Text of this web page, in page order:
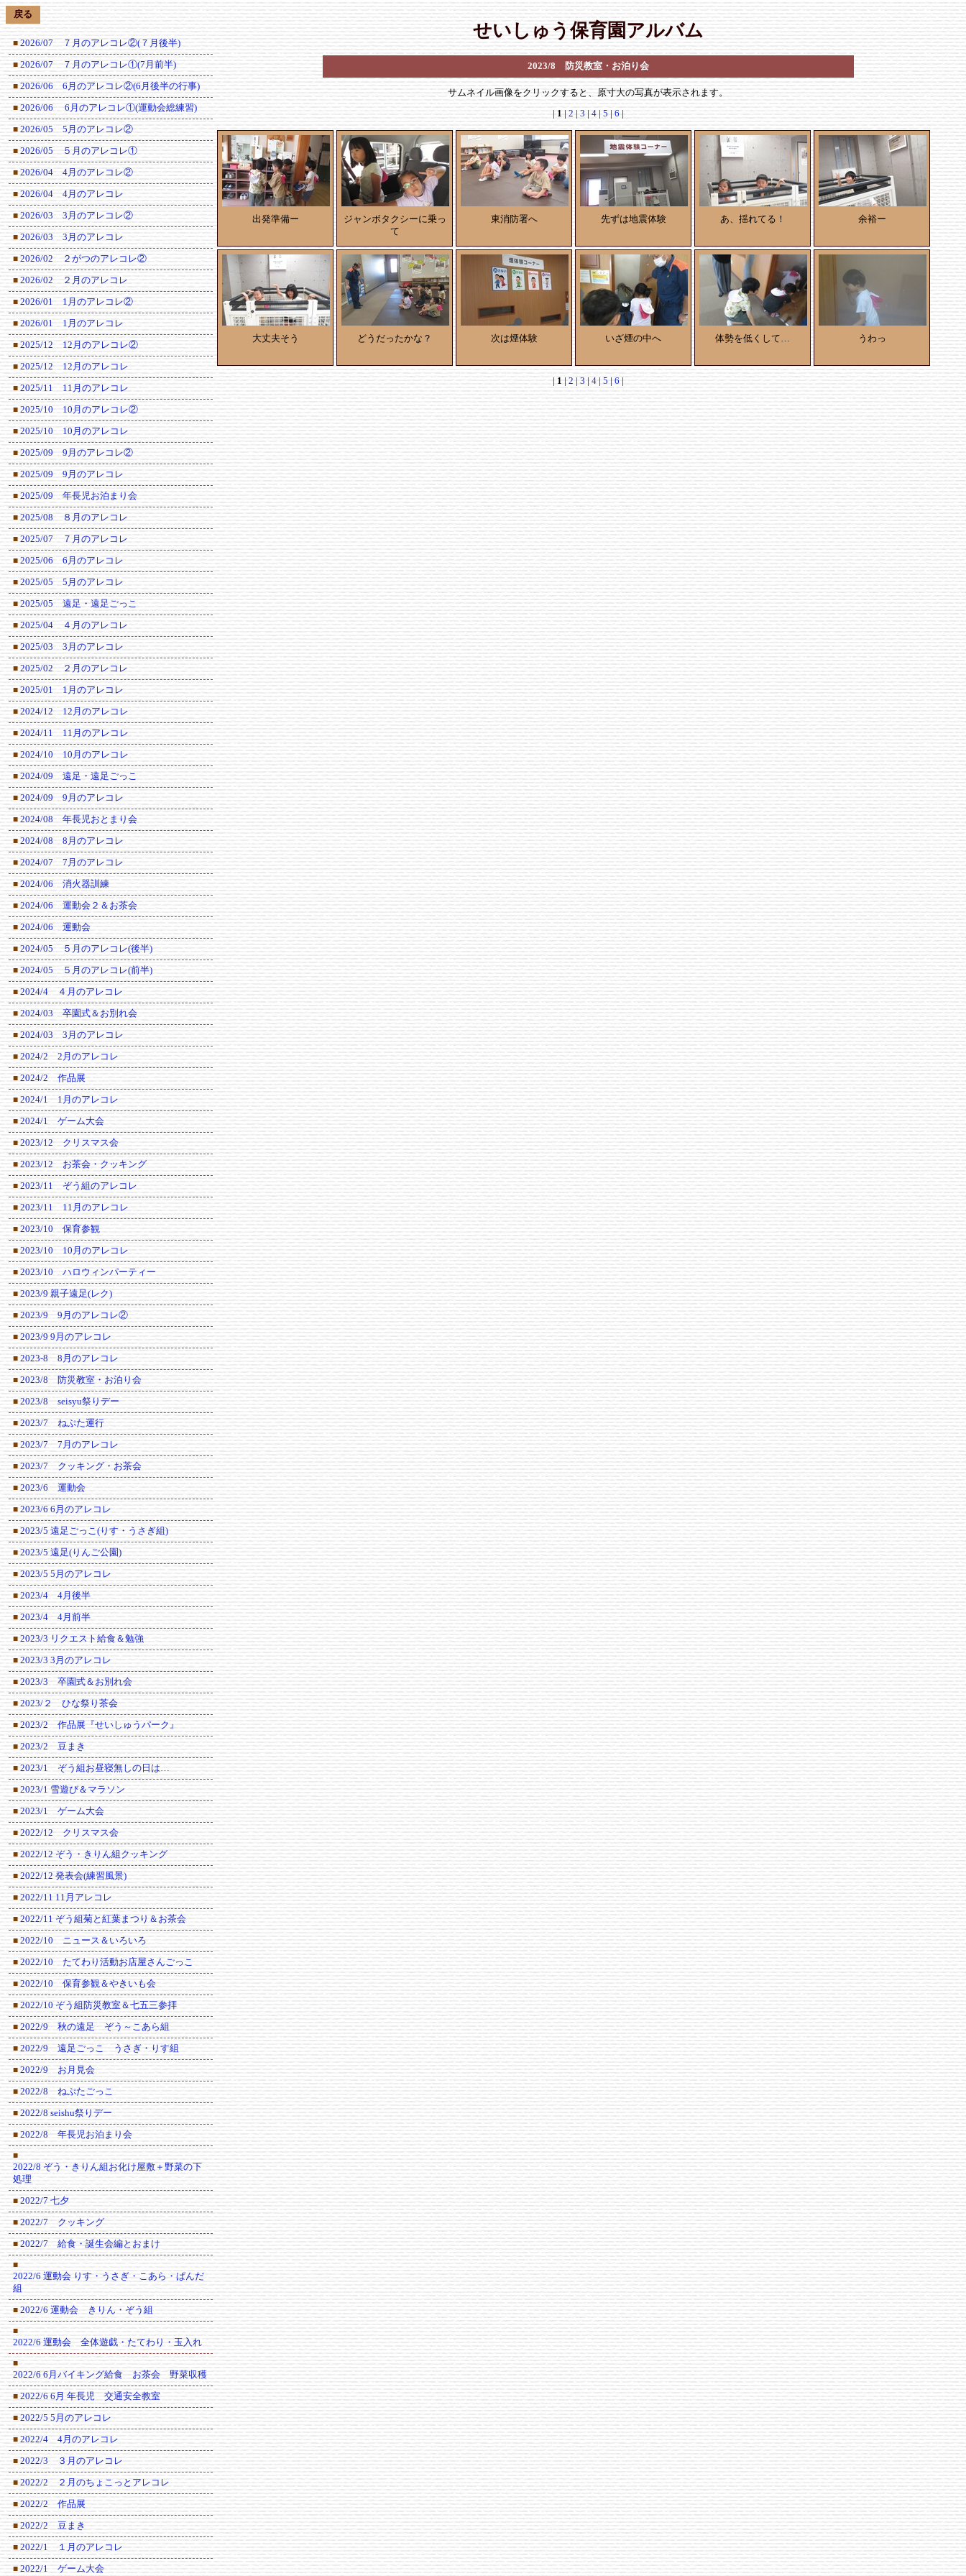
戻る
■ 2026/07 ７月のアレコレ②(７月後半)
■ 2026/07 ７月のアレコレ①(7月前半)
■ 2026/06 6月のアレコレ②(6月後半の行事)
■ 2026/06 6月のアレコレ①(運動会総練習)
■ 2026/05 5月のアレコレ②
■ 2026/05 ５月のアレコレ①
■ 2026/04 4月のアレコレ②
■ 2026/04 4月のアレコレ
■ 2026/03 3月のアレコレ②
■ 2026/03 3月のアレコレ
■ 2026/02 ２がつのアレコレ②
■ 2026/02 ２月のアレコレ
■ 2026/01 1月のアレコレ②
■ 2026/01 1月のアレコレ
■ 2025/12 12月のアレコレ②
■ 2025/12 12月のアレコレ
■ 2025/11 11月のアレコレ
■ 2025/10 10月のアレコレ②
■ 2025/10 10月のアレコレ
■ 2025/09 9月のアレコレ②
■ 2025/09 9月のアレコレ
■ 2025/09 年長児お泊まり会
■ 2025/08 ８月のアレコレ
■ 2025/07 ７月のアレコレ
■ 2025/06 6月のアレコレ
■ 2025/05 5月のアレコレ
■ 2025/05 遠足・遠足ごっこ
■ 2025/04 ４月のアレコレ
■ 2025/03 3月のアレコレ
■ 2025/02 ２月のアレコレ
■ 2025/01 1月のアレコレ
■ 2024/12 12月のアレコレ
■ 2024/11 11月のアレコレ
■ 2024/10 10月のアレコレ
■ 2024/09 遠足・遠足ごっこ
■ 2024/09 9月のアレコレ
■ 2024/08 年長児おとまり会
■ 2024/08 8月のアレコレ
■ 2024/07 7月のアレコレ
■ 2024/06 消火器訓練
■ 2024/06 運動会２＆お茶会
■ 2024/06 運動会
■ 2024/05 ５月のアレコレ(後半)
■ 2024/05 ５月のアレコレ(前半)
■ 2024/4 ４月のアレコレ
■ 2024/03 卒園式＆お別れ会
■ 2024/03 3月のアレコレ
■ 2024/2 2月のアレコレ
■ 2024/2 作品展
■ 2024/1 1月のアレコレ
■ 2024/1 ゲーム大会
■ 2023/12 クリスマス会
■ 2023/12 お茶会・クッキング
■ 2023/11 ぞう組のアレコレ
■ 2023/11 11月のアレコレ
■ 2023/10 保育参観
■ 2023/10 10月のアレコレ
■ 2023/10 ハロウィンパーティー
■ 2023/9 親子遠足(レク)
■ 2023/9 9月のアレコレ②
■ 2023/9 9月のアレコレ
■ 2023-8 8月のアレコレ
■ 2023/8 防災教室・お泊り会
■ 2023/8 seisyu祭りデー
■ 2023/7 ねぷた運行
■ 2023/7 7月のアレコレ
■ 2023/7 クッキング・お茶会
■ 2023/6 運動会
■ 2023/6 6月のアレコレ
■ 2023/5 遠足ごっこ(りす・うさぎ組)
■ 2023/5 遠足(りんご公園)
■ 2023/5 5月のアレコレ
■ 2023/4 4月後半
■ 2023/4 4月前半
■ 2023/3 リクエスト給食＆勉強
■ 2023/3 3月のアレコレ
■ 2023/3 卒園式＆お別れ会
■ 2023/２ ひな祭り茶会
■ 2023/2 作品展『せいしゅうパーク』
■ 2023/2 豆まき
■ 2023/1 ぞう組お昼寝無しの日は…
■ 2023/1 雪遊び＆マラソン
■ 2023/1 ゲーム大会
■ 2022/12 クリスマス会
■ 2022/12 ぞう・きりん組クッキング
■ 2022/12 発表会(練習風景)
■ 2022/11 11月アレコレ
■ 2022/11 ぞう組菊と紅葉まつり＆お茶会
■ 2022/10 ニュース＆いろいろ
■ 2022/10 たてわり活動お店屋さんごっこ
■ 2022/10 保育参観＆やきいも会
■ 2022/10 ぞう組防災教室＆七五三参拝
■ 2022/9 秋の遠足 ぞう～こあら組
■ 2022/9 遠足ごっこ うさぎ・りす組
■ 2022/9 お月見会
■ 2022/8 ねぷたごっこ
■ 2022/8 seishu祭りデー
■ 2022/8 年長児お泊まり会
■
2022/8 ぞう・きりん組お化け屋敷＋野菜の下
処理
■ 2022/7 七夕
■ 2022/7 クッキング
■ 2022/7 給食・誕生会編とおまけ
■
2022/6 運動会 りす・うさぎ・こあら・ぱんだ
組
■ 2022/6 運動会 きりん・ぞう組
■
2022/6 運動会 全体遊戯・たてわり・玉入れ
■
2022/6 6月バイキング給食 お茶会 野菜収穫
■ 2022/6 6月 年長児 交通安全教室
■ 2022/5 5月のアレコレ
■ 2022/4 4月のアレコレ
■ 2022/3 ３月のアレコレ
■ 2022/2 ２月のちょこっとアレコレ
■ 2022/2 作品展
■ 2022/2 豆まき
■ 2022/1 １月のアレコレ
■ 2022/1 ゲーム大会
せいしゅう保育園アルバム
2023/8 防災教室・お泊り会
サムネイル画像をクリックすると、原寸大の写真が表示されます。
| 1 | 2 | 3 | 4| 5 | 6|
出発準備ー
ジャンボタクシーに乗っ
て
東消防署へ 先ずは地震体験 あ、揺れてる！ 余裕ー
大丈夫そう どうだったかな？ 次は煙体験 いざ煙の中へ 体勢を低くして… うわっ
| 1 2 3 4| 5 6